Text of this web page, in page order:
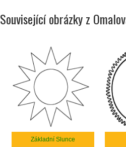
Související obrázky z
Základní Slunce